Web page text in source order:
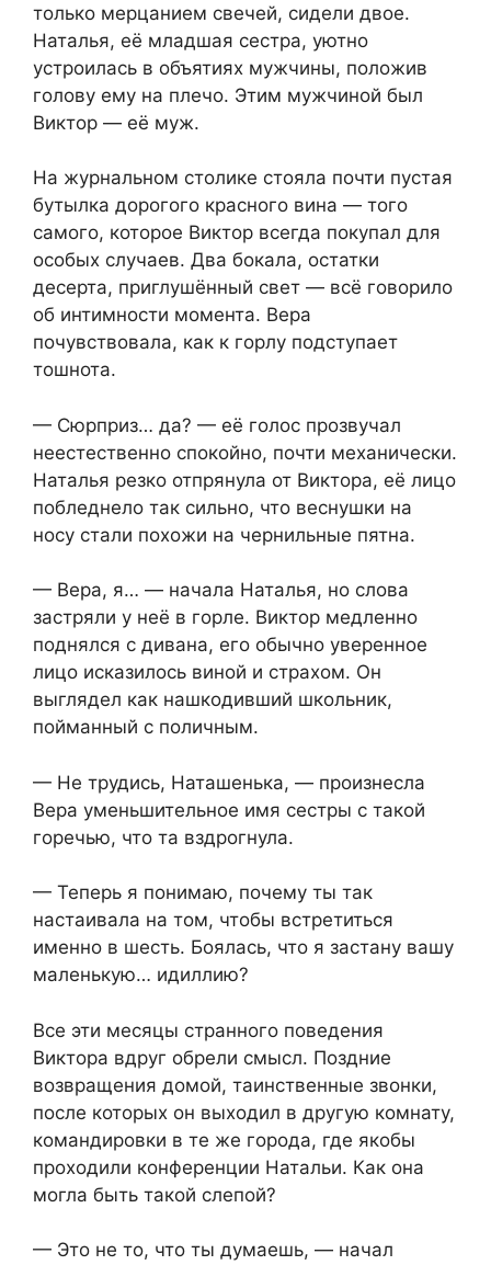
только мерцанием свечей, сидели двое.
Наталья, её младшая сестра, уютно
устроилась в объятиях мужчины, положив
голову ему на плечо. Этим мужчиной был
Виктор — её муж.
На журнальном столике стояла почти пустая
бутылка дорогого красного вина — того
самого, которое Виктор всегда покупал для
особых случаев. Два бокала, остатки
десерта, приглушённый свет — всё говорило
об интимности момента. Вера
почувствовала, как к горлу подступает
тошнота.
— Сюрприз… да? — её голос прозвучал
неестественно спокойно, почти механически.
Наталья резко отпрянула от Виктора, её лицо
побледнело так сильно, что веснушки на
носу стали похожи на чернильные пятна.
— Вера, я… — начала Наталья, но слова
застряли у неё в горле. Виктор медленно
поднялся с дивана, его обычно уверенное
лицо исказилось виной и страхом. Он
выглядел как нашкодивший школьник,
пойманный с поличным.
— Не трудись, Наташенька, — произнесла
Вера уменьшительное имя сестры с такой
горечью, что та вздрогнула.
— Теперь я понимаю, почему ты так
настаивала на том, чтобы встретиться
именно в шесть. Боялась, что я застану вашу
маленькую… идиллию?
Все эти месяцы странного поведения
Виктора вдруг обрели смысл. Поздние
возвращения домой, таинственные звонки,
после которых он выходил в другую комнату,
командировки в те же города, где якобы
проходили конференции Натальи. Как она
могла быть такой слепой?
— Это не то, что ты думаешь, — начал